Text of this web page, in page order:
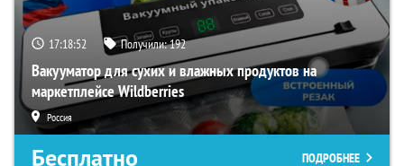
17:18:51 Получили:192
Вакууматор для сухих и влажных продуктов на
маркетплейсе Wildberries
Россия
Бесплатно ПОДРОБНЕЕ